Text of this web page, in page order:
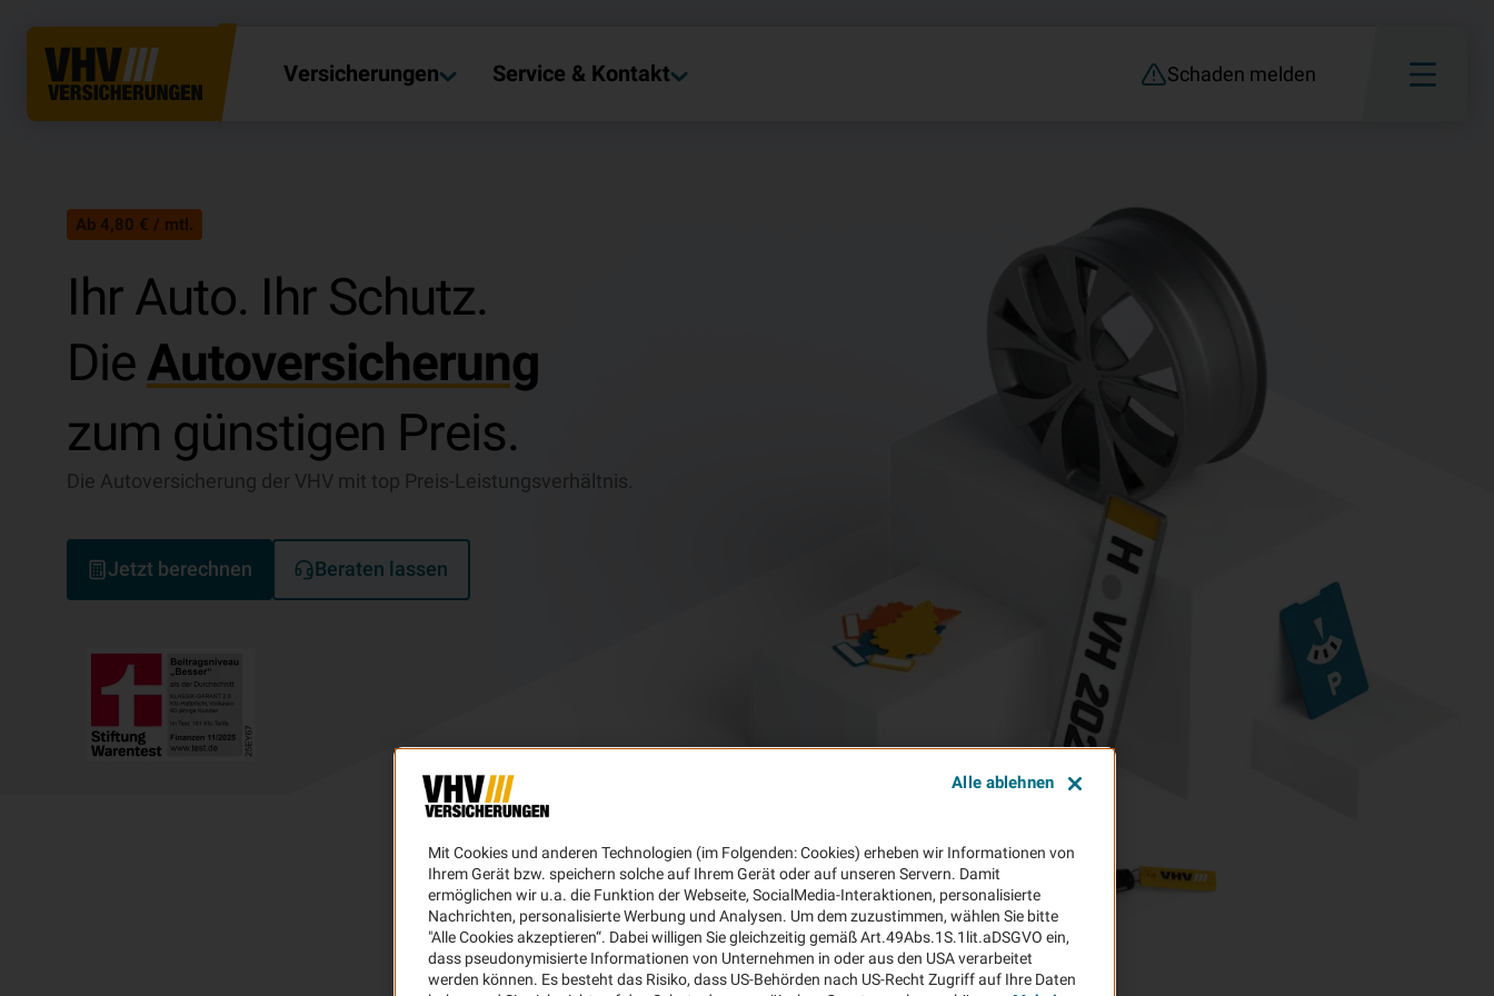
Versicherungen Service & Kontakt Schaden melden
Ab 4,80 € / mtl.
Ihr Auto. Ihr Schutz.
Die Autoversicherung
zum günstigen Preis.
Die Autoversicherung der VHV mit top Preis-Leistungsverhältnis.
Jetzt berechnen Beraten lassen
Mit Cookies und anderen Technologien (im Folgenden: Cookies) erheben wir Informationen von
Ihrem Gerät bzw. speichern solche auf Ihrem Gerät oder auf unseren Servern. Damit
ermöglichen wir u.a. die Funktion der Webseite, SocialMedia-Interaktionen, personalisierte
Nachrichten, personalisierte Werbung und Analysen. Um dem zuzustimmen, wählen Sie bitte
"Alle Cookies akzeptieren“. Dabei willigen Sie gleichzeitig gemäß Art.49Abs.1S.1lit.aDSGVO ein,
dass pseudonymisierte Informationen von Unternehmen in oder aus den USA verarbeitet
werden können. Es besteht das Risiko, dass US-Behörden nach US-Recht Zugriff auf Ihre Daten
Alle ablehnen